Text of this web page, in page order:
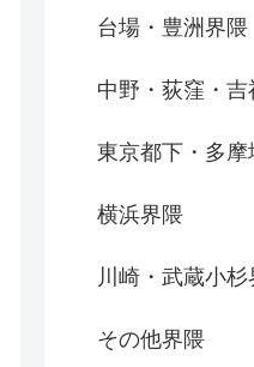
台場・豊洲界隈
中野・荻窪・
東京都下・多摩
横浜界隈
川崎・武蔵小杉
その他界隈